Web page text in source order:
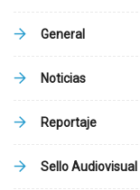
General
Noticias
Reportaje
Sello Audiovisual